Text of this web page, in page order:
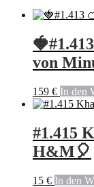
von
159 € In den
#1.415
H&M🎈
15 € In den